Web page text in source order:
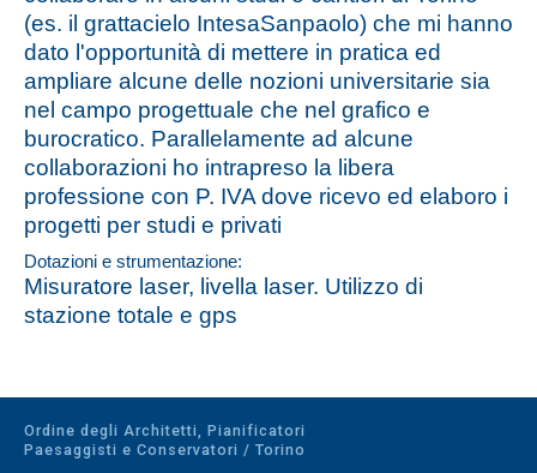
(es. il grattacielo IntesaSanpaolo) che mi hanno
dato l'opportunità di mettere in pratica ed
ampliare alcune delle nozioni universitarie sia
nel campo progettuale che nel grafico e
burocratico. Parallelamente ad alcune
collaborazioni ho intrapreso la libera
professione con P. IVA dove ricevo ed elaboro i
progetti per studi e privati
Dotazioni e strumentazione:
Misuratore laser, livella laser. Utilizzo di
stazione totale e gps
Ordine degli Architetti, Pianificatori
Paesaggisti e Conservatori / Torino